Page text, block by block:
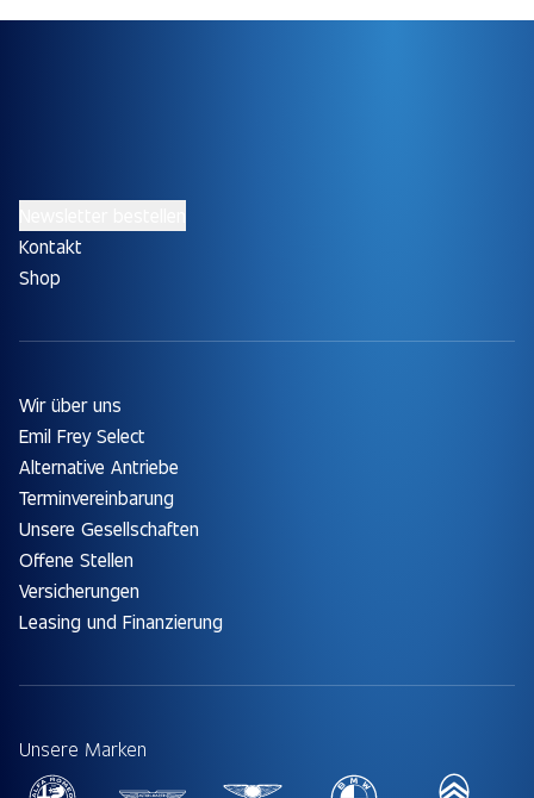
Kontakt
Shop
Wir über uns
Emil Frey Select
Alternative Antriebe
Terminvereinbarung
Unsere Gesellschaften
Offene Stellen
Versicherungen
Leasing und Finanzierung
Unsere Marken